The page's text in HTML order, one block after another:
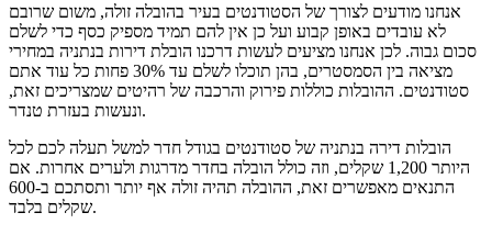
אנחנו מודעים לצורך של הסטודנטים בעיר בהובלה זולה, משום שרובם
לא עובדים באופן קבוע ועל כן אין להם תמיד מספיק כסף כדי לשלם
סכום גבוה. לכן אנחנו מציעים לעשות דרכנו הובלת דירות בנתניה במחירי
מציאה בין הסמסטרים, בהן תוכלו לשלם עד 30% פחות כל עוד אתם
סטודנטים. ההובלות כוללות פירוק והרכבה של רהיטים שמצריכים זאת,
ונעשות בעזרת טנדר.
הובלות דירה בנתניה של סטודנטים בגודל חדר למשל תעלה לכם לכל
היותר 1,200 שקלים, וזה כולל הובלה בחדר מדרגות ולערים אחרות. אם
התנאים מאפשרים זאת, ההובלה תהיה זולה אף יותר ותסתכם ב-600
שקלים בלבד.